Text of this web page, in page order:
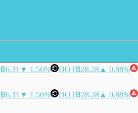
฿6.31 ▼ 1.56% DOT฿28.28 ▲ 0.88%
฿6.31 ▼ 1.56% DOT฿28.28 ▲ 0.88%